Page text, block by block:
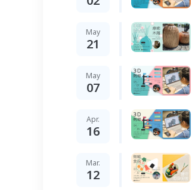
May
21
May
07
Apr.
16
Mar.
12